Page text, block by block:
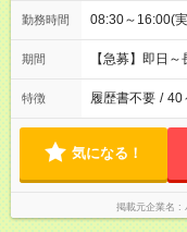
勤務時間 08:30～16:00(
期間 【急募】即日
特徴 履歴書不要 / 40
気になる！
掲載元企業名